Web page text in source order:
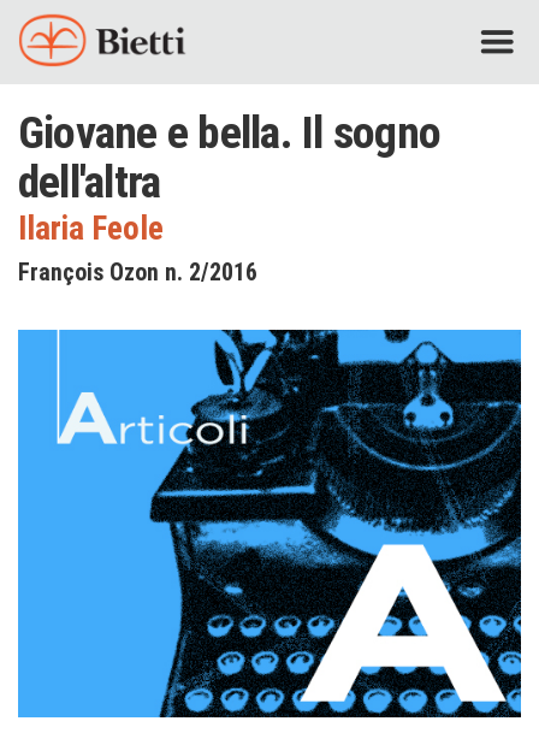
Giovane e bella. Il sogno
dell'altra
Ilaria Feole
François Ozon n. 2/2016